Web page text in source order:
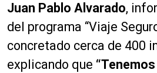
Juan Pablo Alvarado,
del programa “Viaje
concretado cerca de 400
explicando que